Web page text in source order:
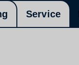
Service